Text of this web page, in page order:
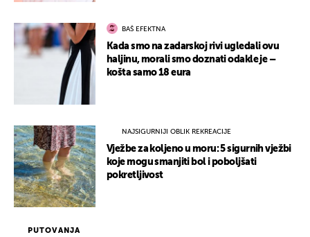
PUTOVANJA
BAŠ EFEKTNA
Kada smo na zadarskoj rivi ugledali ovu
haljinu, morali smo doznati odakle je –
košta samo 18 eura
NAJSIGURNIJI OBLIK REKREACIJE
Vježbe za koljeno u moru: 5 sigurnih vježbi
koje mogu smanjiti bol i poboljšati
pokretljivost